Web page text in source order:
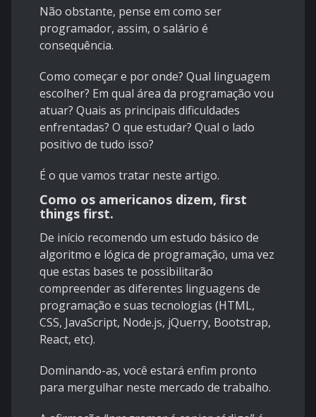
Não obstante, pense em como ser
programador, assim, o salário é
consequência.
Como começar e por onde? Qual linguagem
escolher? Em qual área da programação vou
atuar? Quais as principais dificuldades
enfrentadas? O que estudar? Qual o lado
positivo de tudo isso?
É o que vamos tratar neste artigo.
Como os americanos dizem, first
things first.
De início recomendo um estudo básico de
algoritmo e lógica de programação, uma vez
que estas bases te possibilitarão
compreender as diferentes linguagens de
programação e suas tecnologias (HTML,
CSS, JavaScript, Node.js, jQuerry, Bootstrap,
React, etc).
Dominando-as, você estará enfim pronto
para mergulhar neste mercado de trabalho.